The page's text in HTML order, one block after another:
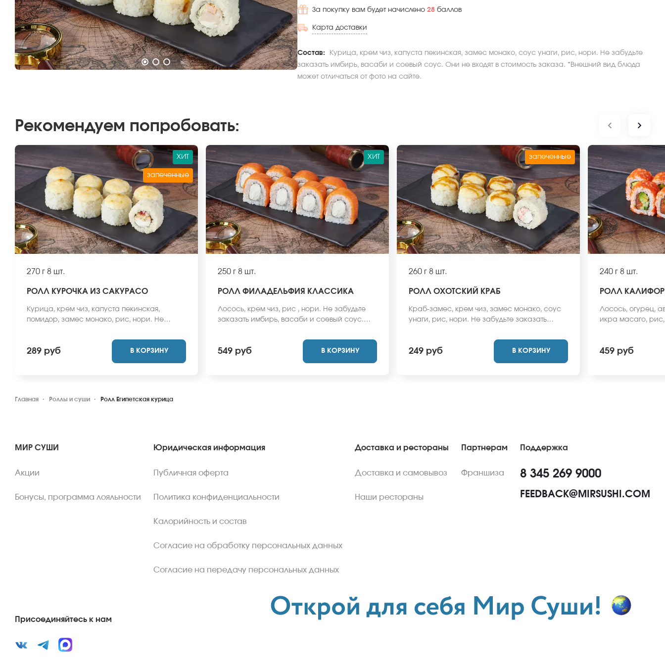
За покупку вам будет начислено 28 баллов
Карта доставки
Состав:
Курица, крем чиз, капуста пекинская, замес монако, соус унаги, рис, нори. Не забудьте
заказать имбирь, васаби и соевый соус. Они не входят в стоимость заказа. *Внешний вид блюда
может отличаться от фото на сайте.
Рекомендуем попробовать:
ХИТ
запеченные
270 г 8 шт.
РОЛЛ КУРОЧКА ИЗ САКУРАСО
Курица, крем чиз, капуста пекинская,
помидор, замес монако, рис, нори. Не
соус. Они не входят в стоимость заказа.
*Внешний вид блюда может отличаться от
289 руб В КОРЗИНУ
ХИТ
250 г 8 шт.
РОЛЛ ФИЛАДЕЛЬФИЯ КЛАССИКА
Лосось, крем чиз, рис , нори. Не забудьте
заказать имбирь, васаби и соевый соус.
вид блюда может отличаться от фото на
сайте.
549 руб В КОРЗИНУ
запеченные
260 г 8 шт.
РОЛЛ ОХОТСКИЙ КРАБ
Краб-замес, крем чиз, замес монако, соус
унаги, рис, нори. Не забудьте заказать
входят в стоимость заказа. *Внешний вид
блюда может отличаться от фото на сайте.
249 руб В КОРЗИНУ
240 г 8 шт.
РОЛЛ
Лосось, огурец,
икра масаго,
вид блюда может
459 руб
Главная Роллы и суши Ролл Египетская курица
МИР СУШИ
Акции
Бонусы, программа лояльности
Юридическая информация
Публичная оферта
Политика конфиденциальности
Калорийность и состав
Согласие на обработку персональных данных
Согласие на передачу персональных данных
Доставка и рестораны
Доставка и самовывоз
Наши рестораны
Партнерам
Франшиза
Поддержка
8 345 269 9000
FEEDBACK@MIRSUSHI.COM
Присоединяйтесь к нам